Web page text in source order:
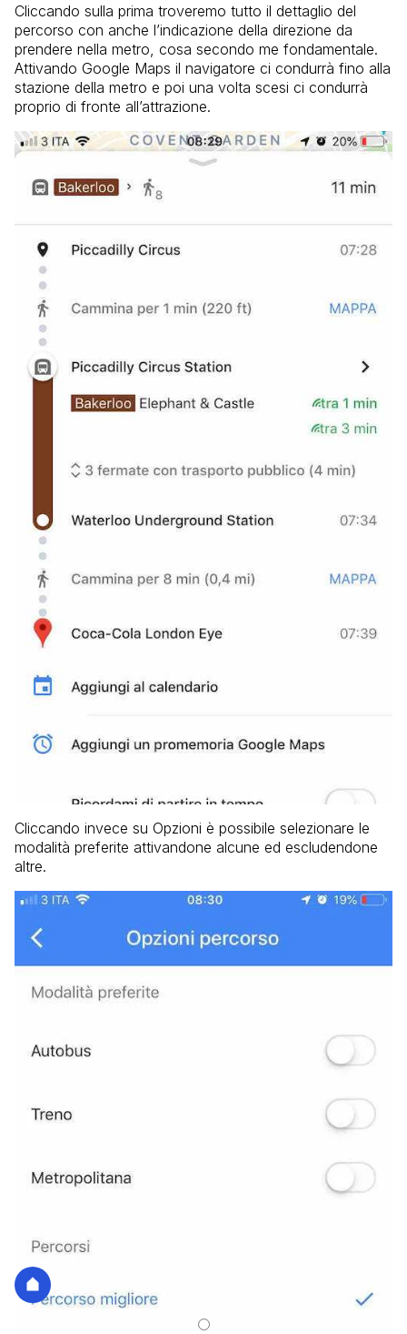
Cliccando sulla prima troveremo tutto il dettaglio del
percorso con anche l’indicazione della direzione da
prendere nella metro, cosa secondo me fondamentale.
Attivando Google Maps il navigatore ci condurrà fino alla
stazione della metro e poi una volta scesi ci condurrà
proprio di fronte all’attrazione.
Cliccando invece su Opzioni è possibile selezionare le
modalità preferite attivandone alcune ed escludendone
altre.